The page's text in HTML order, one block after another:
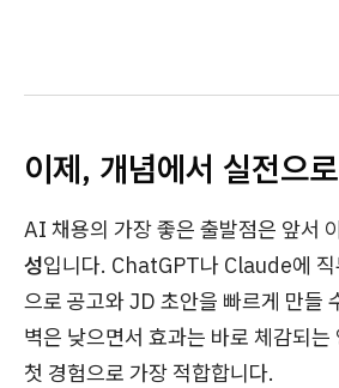
이제, 개념에서 실전으로
AI 채용의 가장 좋은 출발점은 앞서
성입니다. ChatGPT나 Claude에 직
으로 공고와 JD 초안을 빠르게 만들
벽은 낮으면서 효과는 바로 체감되
첫 경험으로 가장 적합합니다.